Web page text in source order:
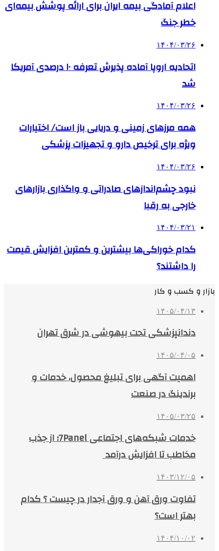
اعلام آمادگی بیمه ایران برای ارائه پوشش بیمه‌ای
خطر جنگ
۱۴۰۴/۰۳/۲۶
اتحادیه اروپا آماده پذیرش تعرفه ۱۰ درصدی آمریکا
شد
۱۴۰۴/۰۳/۲۶
همه مرزهای زمینی و دریایی باز است/ اختیارات
ویژه برای ترخیص دارو و تجهیزات پزشکی
۱۴۰۴/۰۳/۲۶
نبود چشم‌اندازهای صادراتی و واگذاری بازارهای
خارجی به رقبا
۱۴۰۴/۰۳/۲۱
کدام خوراکی‌ها بیشترین و کمترین افزایش قیمت
را داشتند؟
بازار و کسب و کار
۱۴۰۵/۰۴/۱۳
دندانپزشکی تحت بیهوشی در شرق تهران
۱۴۰۵/۰۴/۰۵
اهمیت آگهی برای تبلیغ محصول، خدمات و
برندینگ در صنعت
۱۴۰۵/۰۳/۲۵
خدمات شبکه‌های اجتماعی 7Panel؛ از جذب
مخاطب تا افزایش درآمد
۱۴۰۳/۱۲/۰۵
تفاوت ورق آهن و ورق آجدار در چیست ؟ کدام
بهتر است؟
۱۴۰۴/۱۰/۰۲